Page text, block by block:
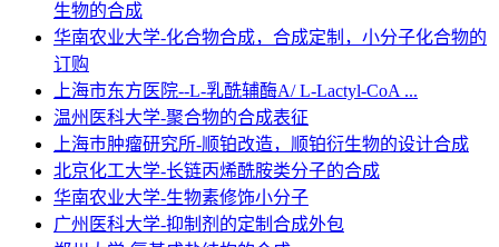
生物的合成
华南农业大学-化合物合成，合成定制，小分子化合物的
订购
上海市东方医院--L-乳酰辅酶A/ L-Lactyl-CoA ...
温州医科大学-聚合物的合成表征
上海巿肿瘤研究所-顺铂改造，顺铂衍生物的设计合成
北京化工大学-长链丙烯酰胺类分子的合成
华南农业大学-生物素修饰小分子
广州医科大学-抑制剂的定制合成外包